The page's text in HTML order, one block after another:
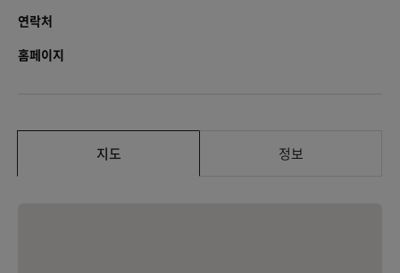
연락처
홈페이지
지도 정보